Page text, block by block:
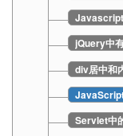
Javascript
jQuery中
div居中和